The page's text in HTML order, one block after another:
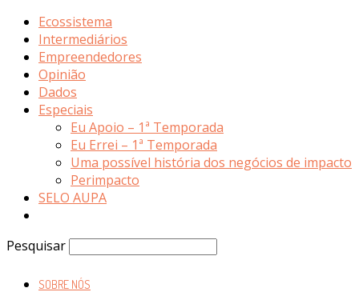
Ecossistema
Intermediários
Empreendedores
Opinião
Dados
Especiais
Eu Apoio – 1ª Temporada
Eu Errei – 1ª Temporada
Uma possível história dos negócios de impacto
Perimpacto
SELO AUPA
Pesquisar
SOBRE NÓS